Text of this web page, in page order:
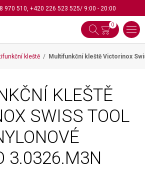
970 510, +420 226 523 525/ 9:00 - 20:00
0
kleště Multifunkční kleště Victorinox
KLEŠTĚ
SWISS TOOL
3.0326.M3N